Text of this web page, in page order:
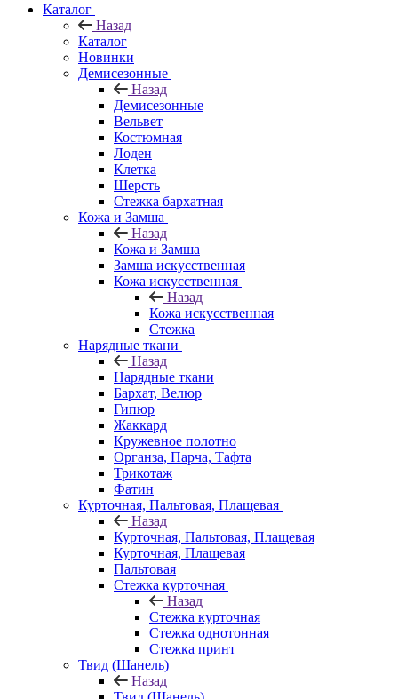
Каталог
Назад
Каталог
Новинки
Демисезонные
Назад
Демисезонные
Вельвет
Костюмная
Лоден
Клетка
Шерсть
Стежка бархатная
Кожа и Замша
Назад
Кожа и Замша
Замша искусственная
Кожа искусственная
Назад
Кожа искусственная
Стежка
Нарядные ткани
Назад
Нарядные ткани
Бархат, Велюр
Гипюр
Жаккард
Кружевное полотно
Органза, Парча, Тафта
Трикотаж
Фатин
Курточная, Пальтовая, Плащевая
Назад
Курточная, Пальтовая, Плащевая
Курточная, Плащевая
Пальтовая
Стежка курточная
Назад
Стежка курточная
Стежка однотонная
Стежка принт
Твид (Шанель)
Назад